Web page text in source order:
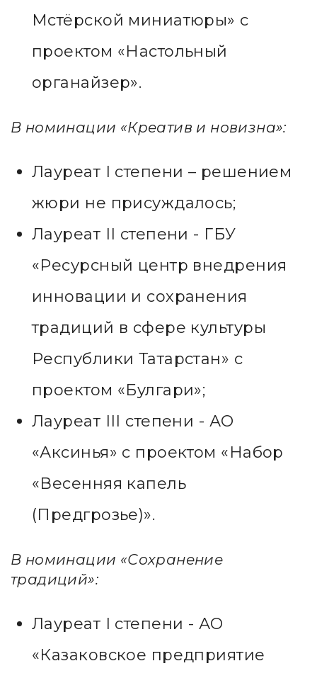
Мстёрской миниатюры» с
проектом «Настольный
органайзер».
В номинации «Креатив и новизна»:
Лауреат I степени – решением
жюри не присуждалось;
Лауреат II степени - ГБУ
«Ресурсный центр внедрения
инновации и сохранения
традиций в сфере культуры
Республики Татарстан» с
проектом «Булгари»;
Лауреат III степени - АО
«Аксинья» с проектом «Набор
«Весенняя капель
(Предгрозье)».
В номинации «Сохранение
традиций»:
Лауреат I степени - АО
«Казаковское предприятие